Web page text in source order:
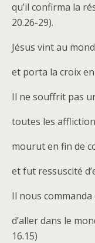
qu’il confirma la
20.26-29).
Jésus vint au
et porta la croix en
Il ne souffrit pas
toutes les
mourut en fin de
et fut ressuscité
Il nous commanda
d’aller dans le
16.15)